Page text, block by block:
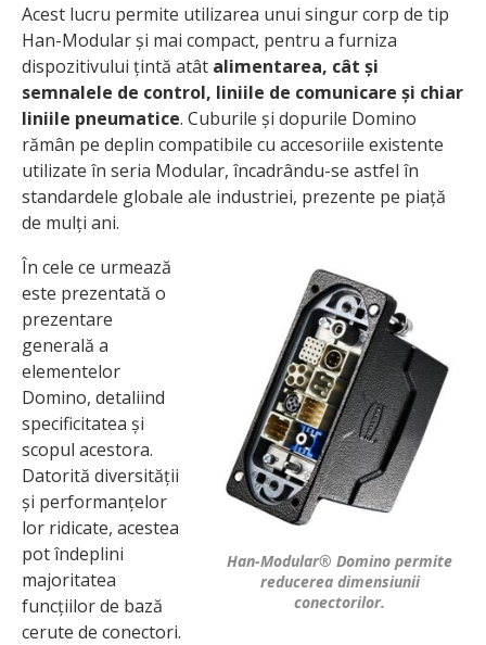
Acest lucru permite utilizarea unui singur corp de tip
Han-Modular și mai compact, pentru a furniza
dispozitivului țintă atât alimentarea, cât și
semnalele de control, liniile de comunicare și chiar
liniile pneumatice. Cuburile și dopurile Domino
rămân pe deplin compatibile cu accesoriile existente
utilizate în seria Modular, încadrându-se astfel în
standardele globale ale industriei, prezente pe piață
de mulți ani.
Han-Modular® Domino permite
reducerea dimensiunii
conectorilor.
În cele ce urmează
este prezentată o
prezentare
generală a
elementelor
Domino, detaliind
specificitatea și
scopul acestora.
Datorită diversității
și performanțelor
lor ridicate, acestea
pot îndeplini
majoritatea
funcțiilor de bază
cerute de conectori.